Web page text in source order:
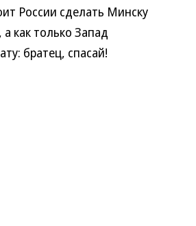
России сделать Минску
как только Запад
братец, спасай!